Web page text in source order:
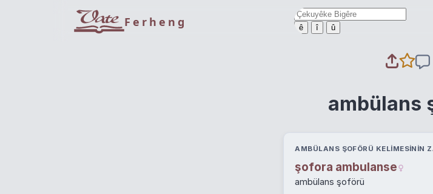
Ferheng ê î û
ambülans
AMBÜLANS ŞOFÖRÜ KELIMESININ
şofora ambulanse
ambülans şoförü